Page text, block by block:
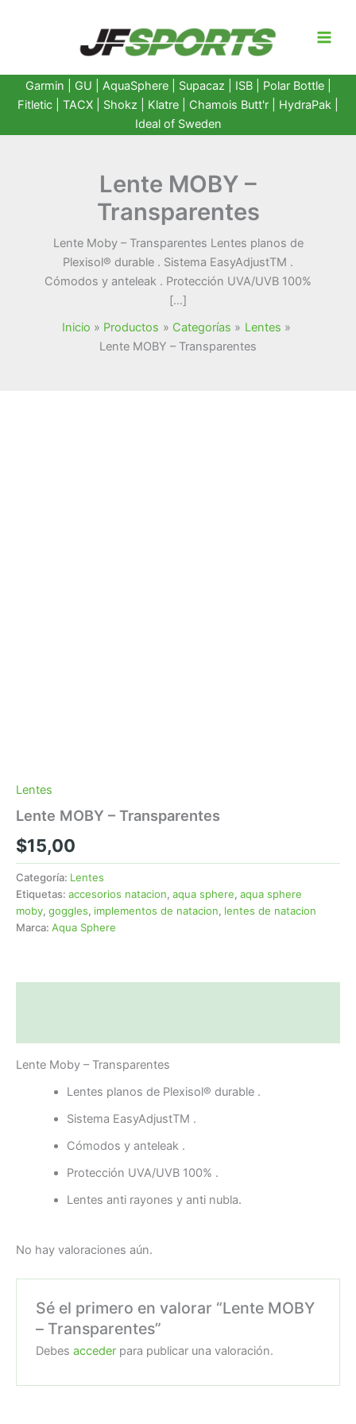
Garmin GU AquaSphere| Supacaz | ISB | Polar Bottle|
Fitletic
TACX Shokz Klatre Chamois Butt'r HydraPak
Ideal of Sweden
Lente MOBY –
Transparentes
Lente Moby – Transparentes Lentes planos de
Plexisol® durable ­. Sistema Easy­AdjustTM .
Cómodos y ante­leak ­. Protección UVA/UVB 100%
[…]
Inicio
Productos Categorías
Lentes
Lente MOBY – Transparentes
Lentes
Lente MOBY – Transparentes
$15,00
Categoría: Lentes
Etiquetas: accesorios natacion, aqua sphere, aqua sphere
moby, goggles, implementos de natacion, lentes de natacion
Marca: Aqua Sphere
Lente Moby – Transparentes
Lentes planos de Plexisol® durable ­.
Sistema Easy­AdjustTM .
Cómodos y ante­leak ­.
Protección UVA/UVB 100% .
Lentes anti rayones y anti nubla.
No hay valoraciones aún.
Sé el primero en valorar “Lente MOBY
– Transparentes”
Debesacceder para publicar una valoración.